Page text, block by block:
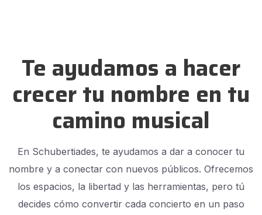
Te ayudamos a hacer
crecer tu nombre en tu
camino musical
En Schubertiades, te ayudamos a dar a conocer tu
nombre y a conectar con nuevos públicos. Ofrecemos
los espacios, la libertad y las herramientas, pero tú
decides cómo convertir cada concierto en un paso